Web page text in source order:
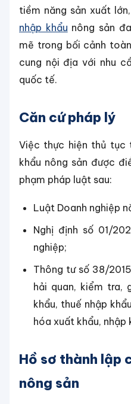
tiềm năng sản xuất
nhập khẩu nông sản
mẽ trong bối cảnh
cung nội địa với nhu
quốc tế.
Căn cứ pháp lý
Việc thực hiện thủ tục
khẩu nông sản được
phạm pháp luật sau:
Luật Doanh nghiệp
Nghị định số 01/
nghiệp;
Thông tư số 38/
hải quan, kiểm tra,
khẩu, thuế nhập
hóa xuất khẩu, nhập
Hồ sơ thành lập
nông sản